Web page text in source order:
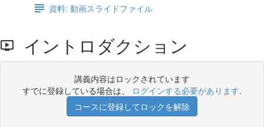
資料: 動画スライドファイル
イントロダクション
講義内容はロックされています
すでに登録している場合は、 ログインする必要があります.
コースに登録してロックを解除